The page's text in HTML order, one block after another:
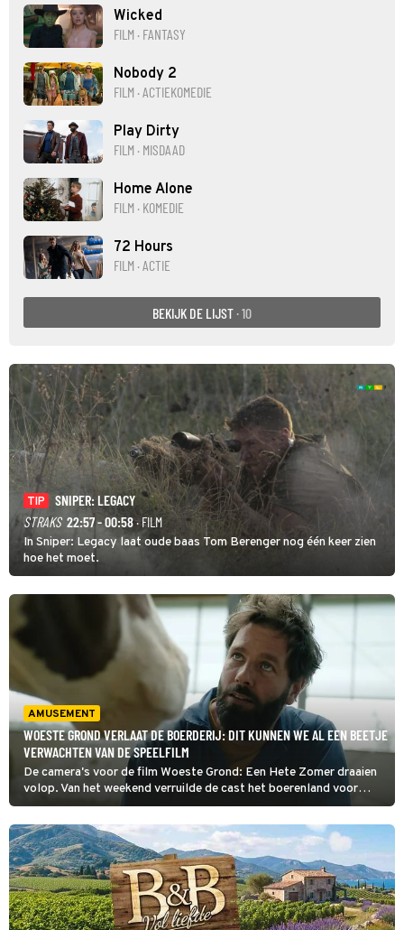
Wicked
FILM · FANTASY
Nobody 2
FILM · ACTIEKOMEDIE
Play Dirty
FILM · MISDAAD
Home Alone
FILM · KOMEDIE
72 Hours
FILM · ACTIE
BEKIJK DE LIJST · 10
TIP
SNIPER: LEGACY
STRAKS 22:57 - 00:58· FILM
In Sniper: Legacy laat oude baas Tom Berenger nog één keer zien
hoe het moet.
AMUSEMENT
WOESTE GROND VERLAAT DE BOERDERIJ: DIT KUNNEN WE AL EEN BEETJE
VERWACHTEN VAN DE SPEELFILM
De camera's voor de film Woeste Grond: Een Hete Zomer draaien
volop. Van het weekend verruilde de cast het boerenland voor
Twentse gezelligheid tijdens de Trotse Tukker-feesten.